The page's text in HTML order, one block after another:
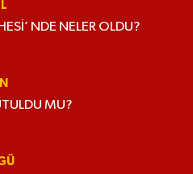
NDE NELER OLDU?
MU?